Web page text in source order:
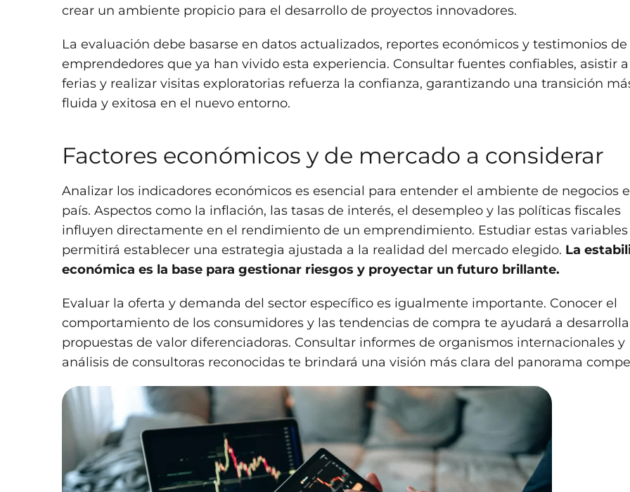
crear un ambiente propicio para el desarrollo de proyectos innovadores.
La evaluación debe basarse en datos actualizados, reportes económicos y testimonios de
emprendedores que ya han vivido esta experiencia. Consultar fuentes confiables, asistir a
ferias y realizar visitas exploratorias refuerza la confianza, garantizando una transición
fluida y exitosa en el nuevo entorno.
Factores económicos y de mercado a considerar
Analizar los indicadores económicos es esencial para entender el ambiente de negocios
país. Aspectos como la inflación, las tasas de interés, el desempleo y las políticas fiscales
influyen directamente en el rendimiento de un emprendimiento. Estudiar estas variables
permitirá establecer una estrategia ajustada a la realidad del mercado elegido. La
económica es la base para gestionar riesgos y proyectar un futuro brillante.
Evaluar la oferta y demanda del sector específico es igualmente importante. Conocer el
comportamiento de los consumidores y las tendencias de compra te ayudará a
propuestas de valor diferenciadoras. Consultar informes de organismos internacionales y
análisis de consultoras reconocidas te brindará una visión más clara del panorama